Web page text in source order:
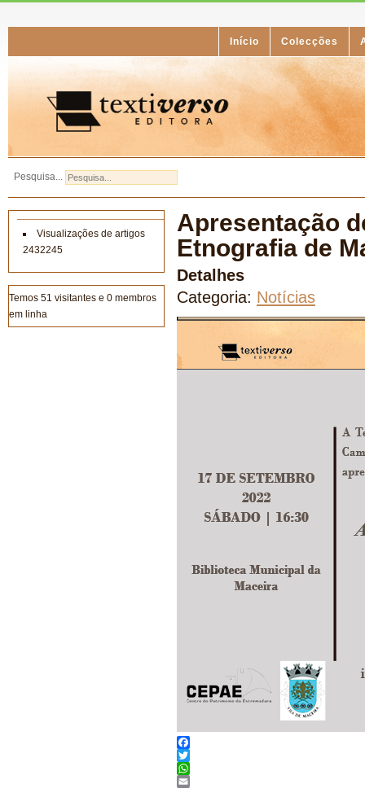
Início Colecções
Pesquisa...
Visualizações de artigos
2432245
Temos 51 visitantes e 0 membros
em linha
Apresentação
Etnografia de
Detalhes
Categoria: Notícias
Facebook
Twitter
WhatsApp